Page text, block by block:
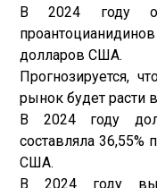
В 2024 году
долларов США.
Прогнозируется,
рынок будет расти
В 2024 году
составляла
США.
В 2024 году